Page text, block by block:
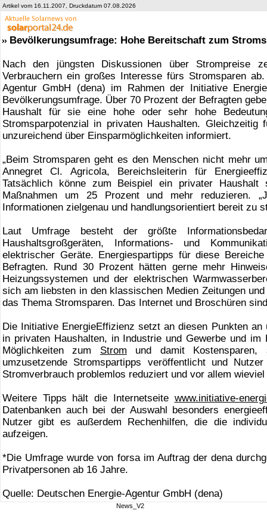
Artikel vom 16.11.2007, Druckdatum 07.08.2026
Bevölkerungsumfrage: Hohe Bereitschaft zum
Nach den jüngsten Diskussionen über Strompreise
Verbrauchern ein großes Interesse fürs Stromsparen
Agentur GmbH (dena) im Rahmen der Initiative
Bevölkerungsumfrage. Über 70 Prozent der Befragten
Haushalt für sie eine hohe oder sehr hohe
Stromsparpotenzial in privaten Haushalten.
unzureichend über Einsparmöglichkeiten informiert.
„Beim Stromsparen geht es den Menschen nicht mehr
Annegret Cl. Agricola, Bereichsleiterin für
Tatsächlich könne zum Beispiel ein privater Haushalt
Maßnahmen um 25 Prozent und mehr reduzieren.
Informationen zielgenau und handlungsorientiert bereit zu
Laut Umfrage besteht der größte
Haushaltsgroßgeräten, Informations- und
elektrischer Geräte. Energiespartipps für diese
Befragten. Rund 30 Prozent hätten gerne mehr
Heizungssystemen und der elektrischen
sich am liebsten in den klassischen Medien Zeitungen
das Thema Stromsparen. Das Internet und Broschüren
Die Initiative EnergieEffizienz setzt an diesen Punkten an
in privaten Haushalten, in Industrie und Gewerbe und im
Möglichkeiten zum Strom und damit Kostensparen,
umzusetzende Stromspartipps veröffentlicht und
Stromverbrauch problemlos reduziert und vor allem
Weitere Tipps hält die Internetseite www.initiative-
Datenbanken auch bei der Auswahl besonders
Nutzer gibt es außerdem Rechenhilfen, die die
aufzeigen.
*Die Umfrage wurde von forsa im Auftrag der dena
Privatpersonen ab 16 Jahre.
Quelle: Deutschen Energie-Agentur GmbH (dena)
News_V2